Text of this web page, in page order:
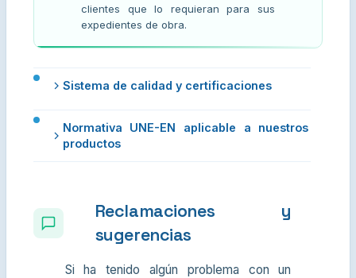
clientes que lo requieran para sus
expedientes de obra.
Sistema de calidad y certificaciones
Normativa UNE-EN aplicable a nuestros
productos
Reclamaciones y
sugerencias
Si ha tenido algún problema con un